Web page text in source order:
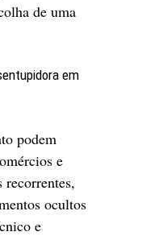
de uma
em
podem
e
ocultos
e